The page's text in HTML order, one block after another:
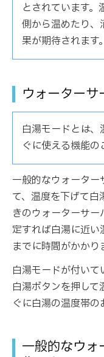
とされています
側から温めたり、
果が期待されます。
ウォーターサ
白湯モードとは
ぐに使える機能の
一般的なウォータ
て、温度を下げて白
きのウォーターサ
定すれば白湯に近い
までに時間がかかり
白湯モードが付いて
白湯ボタンを押し
ぐに白湯の温度帯の
一般的なウォ